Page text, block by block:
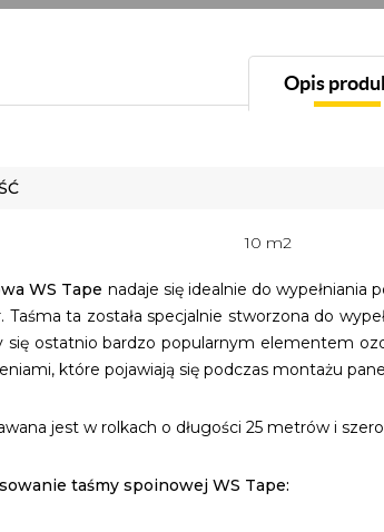
Opis
10 m2
WS Tape nadaje się idealnie do wypełniania
Taśma ta została specjalnie stworzona do
się ostatnio bardzo popularnym elementem
które pojawiają się podczas montażu
jest w rolkach o długości 25 metrów i
taśmy spoinowej WS Tape: